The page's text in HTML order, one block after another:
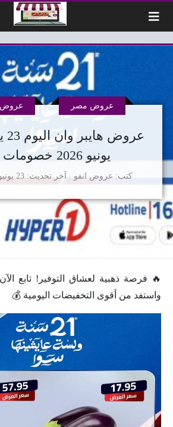
يونيو 2026 خصومات 3 أيام
كتب عروض انفو
عروض مصر عروض
آخر تحديث 23 يونيو 2026 - 12:44م
🔥 فرصة ذهبية لعشاق التوفير! تابع
واستفد من أقوى التخفيضات اليومية 💰